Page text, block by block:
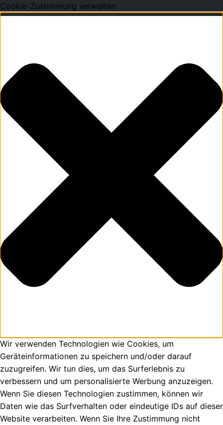
Cookie-Zustimmung verwalten
Wir verwenden Technologien wie Cookies, um
Geräteinformationen zu speichern und/oder darauf
zuzugreifen. Wir tun dies, um das Surferlebnis zu
verbessern und um personalisierte Werbung anzuzeigen.
Wenn Sie diesen Technologien zustimmen, können wir
Daten wie das Surfverhalten oder eindeutige IDs auf dieser
Website verarbeiten. Wenn Sie Ihre Zustimmung nicht